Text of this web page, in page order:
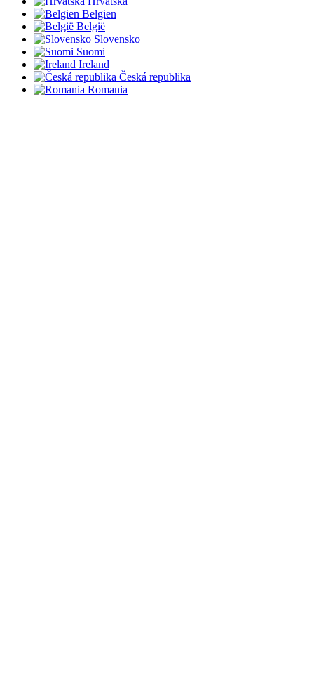
Belgien
België
Slovensko
Suomi
Ireland
Česká republika
Romania